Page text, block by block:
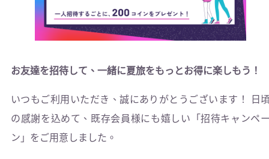
お友達を招待して、一緒に夏旅をもっとお得に楽しもう！
いつもご利用いただき、誠にありがとうございます！ 日
の感謝を込めて、既存会員様にも嬉しい「招待キャンペ
ン」をご用意しました。